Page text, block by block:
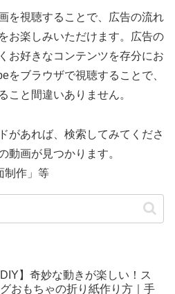
を視聴することで、広告の流れ
お楽しみいただけます。広告の
お好きなコンテンツを存分にお
をブラウザで視聴することで、
こと間違いありません。
があれば、検索してみてくださ
の動画が見つかります。
制作」等
DIY】奇妙な動きが楽しい！ス
おもちゃの折り紙作り方｜手